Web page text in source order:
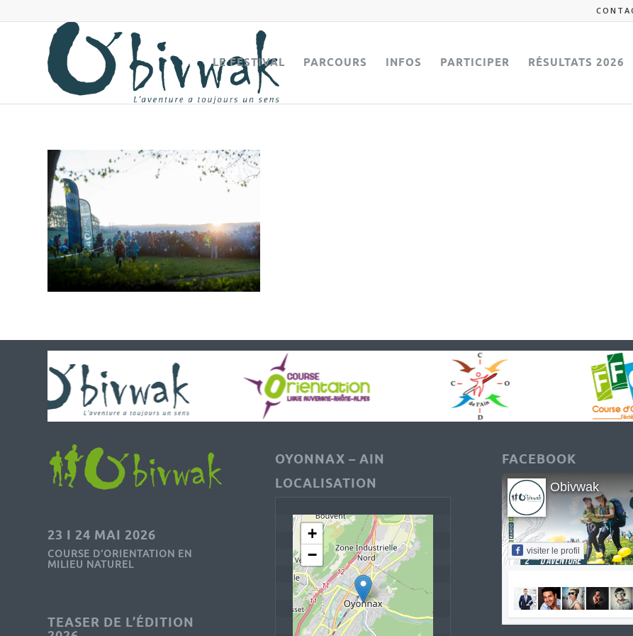
LE FESTIVAL PARCOURS INFOS PARTICIPER RÉSULTATS 2026
23 I 24 MAI 2026
COURSE D’ORIENTATION EN
MILIEU NATUREL
TEASER DE L’ÉDITION
OYONNAX – AIN
LOCALISATION
+
−
FACEBOOK
Obivwak
visiter le profil